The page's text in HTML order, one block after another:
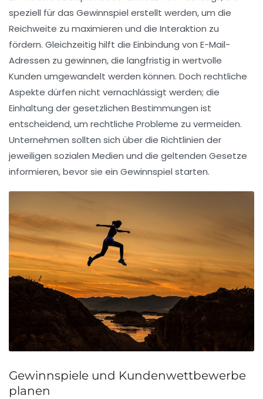
speziell für das Gewinnspiel erstellt werden, um die
Reichweite zu maximieren und die Interaktion zu
fördern. Gleichzeitig hilft die Einbindung von E-Mail-
Adressen zu gewinnen, die langfristig in wertvolle
Kunden umgewandelt werden können. Doch rechtliche
Aspekte dürfen nicht vernachlässigt werden; die
Einhaltung dergesetzlichen Bestimmungen ist
entscheidend, um rechtliche Probleme zu vermeiden.
Unternehmen sollten sich über die Richtlinien der
jeweiligen sozialen Medien und die geltenden Gesetze
informieren, bevor sie ein Gewinnspiel starten.
Gewinnspiele und Kundenwettbewerbe
planen